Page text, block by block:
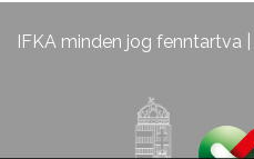
IFKA minden jog fenntartva |